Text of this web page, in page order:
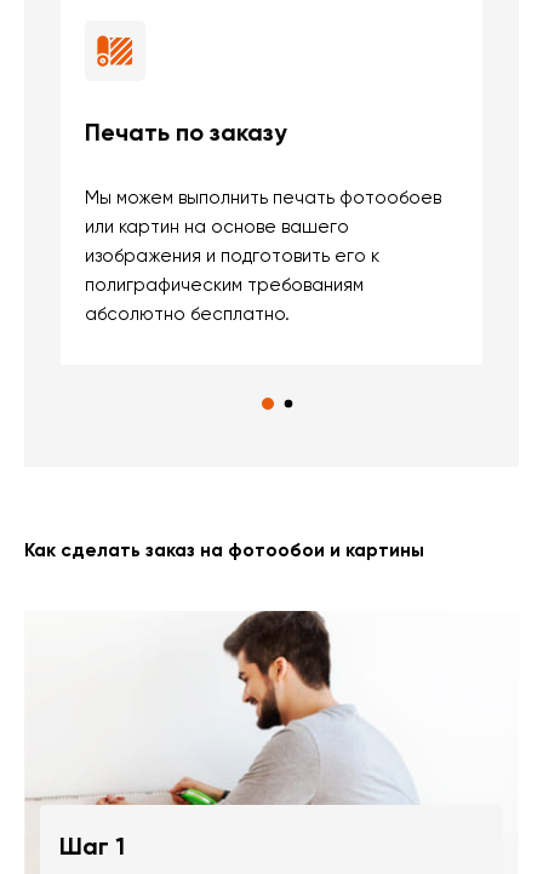
Печать по заказу
Мы можем выполнить печать фотообоев
или картин на основе вашего
изображения и подготовить его к
полиграфическим требованиям
абсолютно бесплатно.
Как сделать заказ на фотообои и картины
Шаг 1